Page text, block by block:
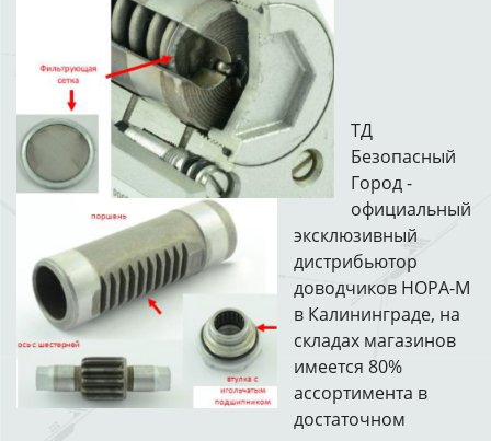
ТД
Безопасный
Город -
официальный
эксклюзивный
дистрибьютор
доводчиков НОРА-М
в Калининграде, на
складах магазинов
имеется 80%
ассортимента в
достаточном